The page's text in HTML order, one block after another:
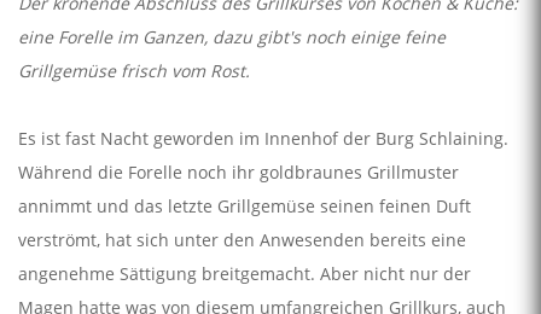
eine Forelle im Ganzen, dazu gibt's noch einige feine
Grillgemüse frisch vom Rost.
Es ist fast Nacht geworden im Innenhof der Burg Schlaining.
Während die Forelle noch ihr goldbraunes Grillmuster
annimmt und das letzte Grillgemüse seinen feinen Duft
verströmt, hat sich unter den Anwesenden bereits eine
angenehme Sättigung breitgemacht. Aber nicht nur der
Magen hatte was von diesem umfangreichen Grillkurs, auch